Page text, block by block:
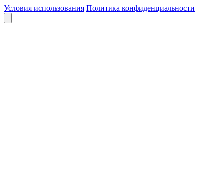
Условия использования Политика конфиденциальности